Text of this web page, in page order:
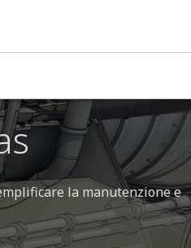
la manutenzione e